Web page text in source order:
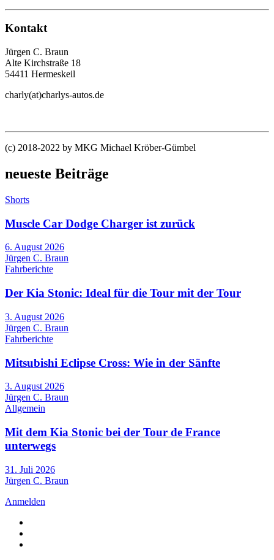
Kontakt
Jürgen C. Braun
Alte Kirchstraße 18
54411 Hermeskeil
charly(at)charlys-autos.de
(c) 2018-2022 by MKG Michael Kröber-Gümbel
neueste Beiträge
Shorts
Muscle Car Dodge Charger ist zurück
6. August 2026
Jürgen C. Braun
Fahrberichte
Der Kia Stonic: Ideal für die Tour mit der Tour
3. August 2026
Jürgen C. Braun
Fahrberichte
Mitsubishi Eclipse Cross: Wie in der Sänfte
3. August 2026
Jürgen C. Braun
Allgemein
Mit dem Kia Stonic bei der Tour de France
unterwegs
31. Juli 2026
Jürgen C. Braun
Anmelden